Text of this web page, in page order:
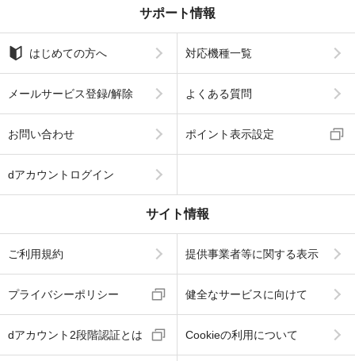
サポート情報
はじめての方へ 対応機種一覧
メールサービス登録/解除 よくある質問
お問い合わせ ポイント表示設定
dアカウントログイン
サイト情報
ご利用規約 提供事業者等に関する表示
プライバシーポリシー 健全なサービスに向けて
dアカウント2段階認証とは Cookieの利用について